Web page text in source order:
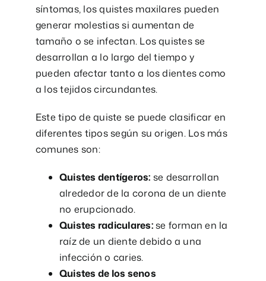
síntomas, los quistes maxilares pueden
generar molestias si aumentan de
tamaño o se infectan. Los quistes se
desarrollan a lo largo del tiempo y
pueden afectar tanto a los dientes como
a los tejidos circundantes.
Este tipo de quiste se puede clasificar en
diferentes tipos según su origen. Los más
comunes son:
Quistes dentígeros: se desarrollan
alrededor de la corona de un diente
no erupcionado.
Quistes radiculares:se forman en la
raíz de un diente debido a una
infección o caries.
Quistes de los senos